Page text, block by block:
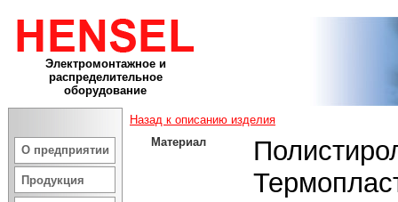
Электромонтажное и
распределительное
оборудование
О предприятии
Продукция
Назад к описанию изделия
Материал